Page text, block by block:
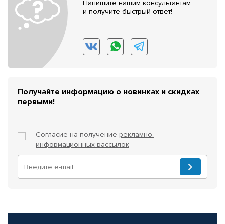
Напишите нашим консультантам
и получите быстрый ответ!
Получайте информацию о новинках и скидках
первыми!
Согласие на получение рекламно-
информационных рассылок